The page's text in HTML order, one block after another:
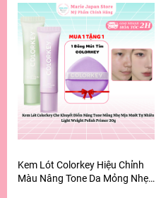
Kem Lót Colorkey Hiệu Chỉnh
Màu Nâng Tone Da Mỏng Nhẹ